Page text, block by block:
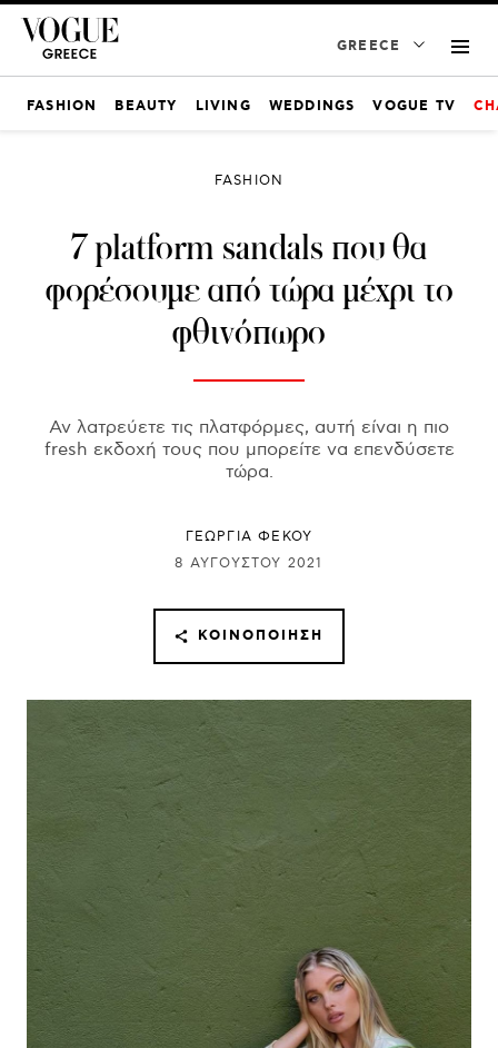
GREECE
FASHION BEAUTY LIVING WEDDINGS VOGUE TV
FASHION
7 platform sandals που θα
φορέσουμε από τώρα μέχρι το
φθινόπωρο
Αν λατρεύετε τις πλατφόρμες, αυτή είναι η πιο
fresh εκδοχή τους που μπορείτε να επενδύσετε
τώρα.
ΓΕΩΡΓΙΑ ΦΕΚΟΥ
8 ΑΥΓΟΎΣΤΟΥ 2021
ΚΟΙΝΟΠΟΊΗΣΗ